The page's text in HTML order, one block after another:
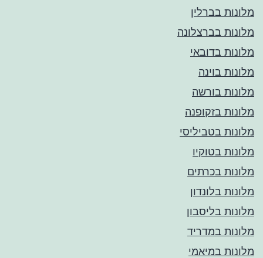
מלונות בברלין
מלונות בברצלונה
מלונות בדובאי
מלונות בוינה
מלונות בורשה
מלונות בזקופנה
מלונות בטביליסי
מלונות בטוקיו
מלונות בכרתים
מלונות בלונדון
מלונות בליסבון
מלונות במדריד
מלונות במיאמי